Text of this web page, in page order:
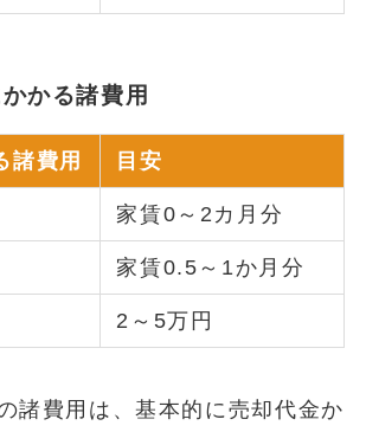
かる諸費用
諸費用 目安
家賃0～2カ月分
家賃0.5～1か月分
2～5万円
諸費用は、基本的に売却代金か